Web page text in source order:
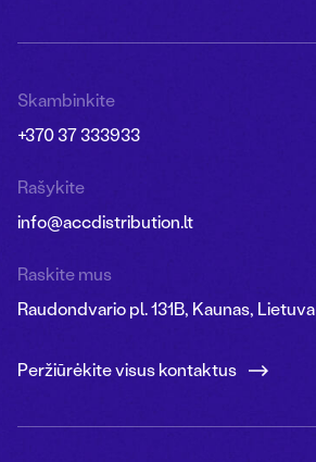
Skambinkite
+370 37 333933
Rašykite
info@accdistribution.lt
Raskite mus
Raudondvario pl. 131B, Kaunas, Lietuva
Peržiūrėkite visus kontaktus